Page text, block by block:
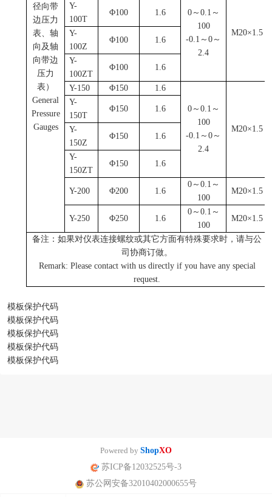
径向带
边压力
表、轴
向及轴
向带边
压力
表）
General
Pressure
Gauges
0～0.1～
100
-0.1 ～0～
2.4
M20×1.5
Y-
100T
Φ100 1.6
Y-
100Z
Φ100 1.6
Y-
100ZT
Φ100 1.6
Y-150 Φ150 1.6
0～0.1～
100
-0.1 ～0～
2.4
M20×1.5
Y-
150T
Φ150 1.6
Y-
150Z
Φ150 1.6
Y-
150ZT
Φ150 1.6
Y-200 Φ200 1.6
0～0.1～
100
M20×1.5
Y-250 Φ250 1.6
0～0.1～
100
M20×1.5
备注：如果对仪表连接螺纹或其它方面有特殊要求时，请与公
司协商订做。
Remark: Please contact with us directly if you have any special
request.
模板保护代码
模板保护代码
模板保护代码
模板保护代码
模板保护代码
Powered by ShopXO
苏ICP备12032525号-3
苏公网安备32010402000655号